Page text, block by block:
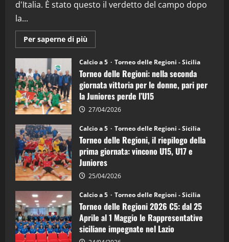
d'Italia. È stato questo il verdetto del campo dopo
la...
Per saperne di più
informazioni
Torneo
delle
Regioni
di
calcio
a
5:
la
Juniores
è
vicecampione
d’Italia
Calcio a 5 Torneo delle Regioni - Sicilia
Torneo delle Regioni: nella seconda
giornata vittoria per le donne, pari per
la Juniores perde l’U15
27/04/2026
Calcio a 5 Torneo delle Regioni - Sicilia
Torneo delle Regioni, il riepilogo della
prima giornata: vincono U15, U17 e
Juniores
25/04/2026
Calcio a 5 Torneo delle Regioni - Sicilia
Torneo delle Regioni 2026 C5: dal 25
Aprile al 1 Maggio le Rappresentative
siciliane impegnate nel Lazio